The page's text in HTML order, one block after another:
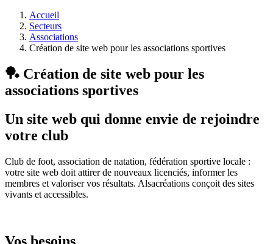
Accueil
Secteurs
Associations
Création de site web pour les associations sportives
🏓 Création de site web pour les
associations sportives
Un site web qui donne envie de rejoindre
votre club
Club de foot, association de natation, fédération sportive locale :
votre site web doit attirer de nouveaux licenciés, informer les
membres et valoriser vos résultats. Alsacréations conçoit des sites
vivants et accessibles.
Vos besoins